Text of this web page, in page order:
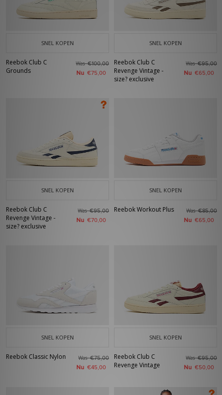
SNEL KOPEN
Reebok Club C
Grounds
Was€100,00
Nu €75,00
SNEL KOPEN
Reebok Club C
Revenge Vintage -
size? exclusive
Was€95,00
Nu €65,00
SNEL KOPEN
Reebok Club C
Revenge Vintage -
size? exclusive
Was€95,00
Nu €70,00
SNEL KOPEN
Reebok Workout Plus Was€85,00
Nu €65,00
SNEL KOPEN
Reebok Classic Nylon Was€75,00
Nu €45,00
SNEL KOPEN
Reebok Club C
Revenge Vintage
Was€95,00
Nu €50,00